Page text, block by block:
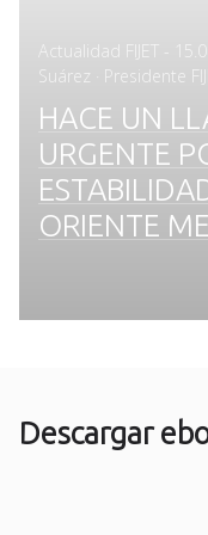
Actualidad FIJET -
on
Suárez · Presidente
HACE UN
URGENTE
ORIENTE
Descargar